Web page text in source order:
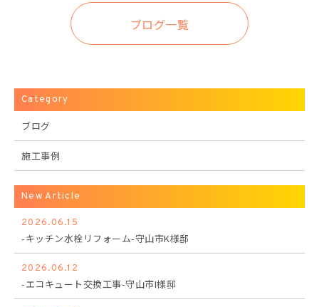
ブログ一覧
Category
ブログ
施工事例
New Article
2026.06.15
-キッチン水栓リフォーム-守山市K様邸
2026.06.12
-エコキュート交換工事-守山市I様邸